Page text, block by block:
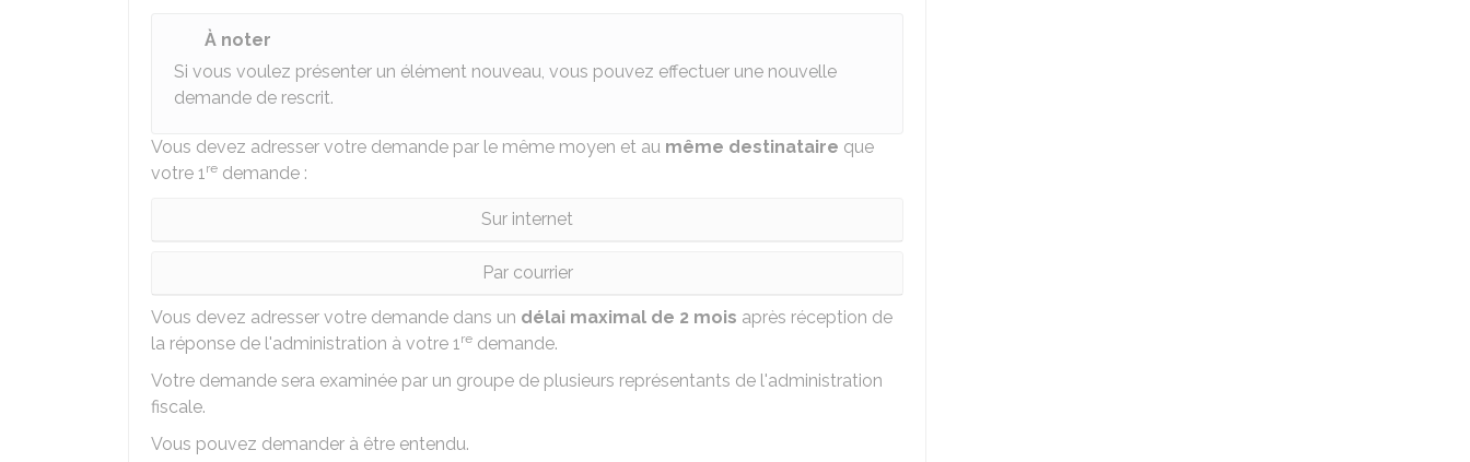
À noter
Si vous voulez présenter un élément nouveau, vous pouvez effectuer une nouvelle
demande de rescrit.
Vous devez adresser votre demande par le même moyen et au même destinataire que
votre 1re demande :
Sur internet
Par courrier
Vous devez adresser votre demande dans un délai maximal de 2 mois après réception de
la réponse de l'administration à votre 1re demande.
Votre demande sera examinée par un groupe de plusieurs représentants de l'administration
fiscale.
Vous pouvez demander à être entendu.